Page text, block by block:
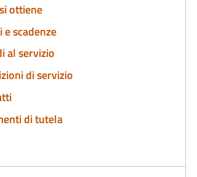
ottiene
e scadenze
al servizio
di servizio
di tutela